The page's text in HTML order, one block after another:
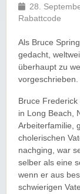
28.
Rabattcode
Als Bruce
gedacht,
überhaupt zu
vorgeschrieben.
Bruce
in Long Beach,
Arbeiterfamilie,
cholerischen
nachging, war
selber als eine
wenn er aus
schwierigen